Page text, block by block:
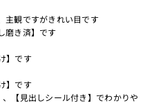
観ですがきれい目です
磨き済】です
】です
】です
【見出しシール付き】でわかりや